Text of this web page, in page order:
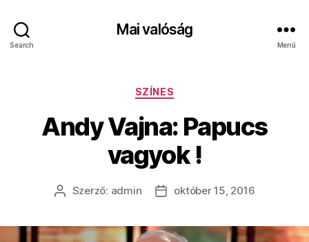
Search
Mai valóság
Menü
Kategóriák
SZÍNES
Andy Vajna: Papucs
vagyok !
Bejegyzés
Szerző: admin
Bejegyzés
október 15, 2016